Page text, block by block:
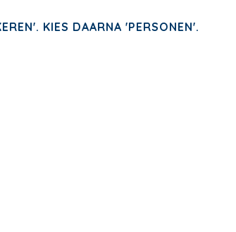
KIES DAARNA 'PERSONEN'.